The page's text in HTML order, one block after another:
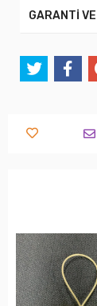
GARANTİ